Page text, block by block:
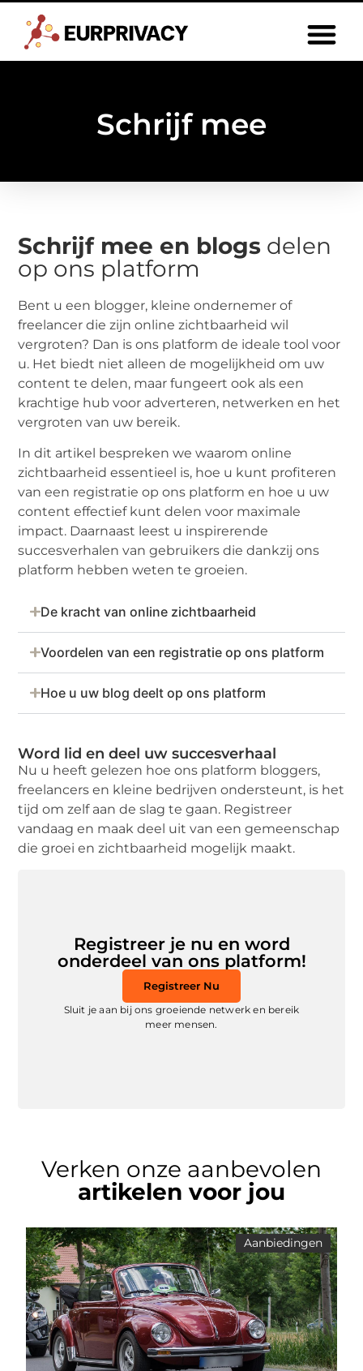
Schrijf mee​
Schrijf mee​​ en blogs delen
op ons platform
Bent u een blogger, kleine ondernemer of
freelancer die zijn online zichtbaarheid wil
vergroten? Dan is ons platform de ideale tool voor
u. Het biedt niet alleen de mogelijkheid om uw
content te delen, maar fungeert ook als een
krachtige hub voor adverteren, netwerken en het
vergroten van uw bereik.
In dit artikel bespreken we waarom online
zichtbaarheid essentieel is, hoe u kunt profiteren
van een registratie op ons platform en hoe u uw
content effectief kunt delen voor maximale
impact. Daarnaast leest u inspirerende
succesverhalen van gebruikers die dankzij ons
platform hebben weten te groeien.
De kracht van online zichtbaarheid
Voordelen van een registratie op ons platform
Hoe u uw blog deelt op ons platform
Word lid en deel uw succesverhaal
Nu u heeft gelezen hoe ons platform bloggers,
freelancers en kleine bedrijven ondersteunt, is het
tijd om zelf aan de slag te gaan. Registreer
vandaag en maak deel uit van een gemeenschap
die groei en zichtbaarheid mogelijk maakt.
Registreer je nu en word
onderdeel van ons platform!
Registreer Nu
Sluit je aan bij ons groeiende netwerk en bereik
meer mensen.
Verken onze aanbevolen
artikelen voor jou
Aanbiedingen